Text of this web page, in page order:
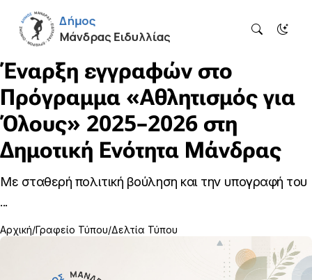
Έναρξη εγγραφών στο
Πρόγραμμα «Αθλητισμός για
Όλους» 2025–2026 στη
Δημοτική Ενότητα Μάνδρας
Με σταθερή πολιτική βούληση και την υπογραφή του
...
Αρχική Γραφείο Τύπου Δελτία Τύπου